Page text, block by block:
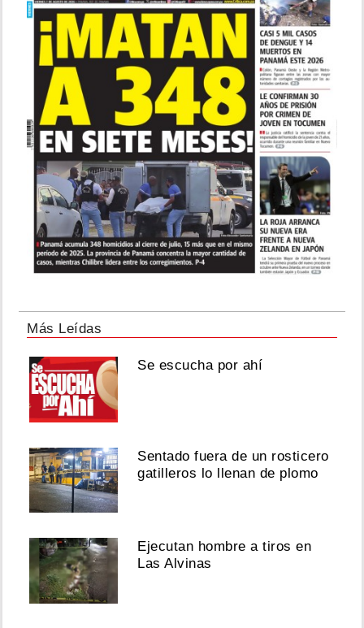
Más Leídas
Se escucha por ahí
Sentado fuera de un rosticero
gatilleros lo llenan de plomo
Ejecutan hombre a tiros en
Las Alvinas